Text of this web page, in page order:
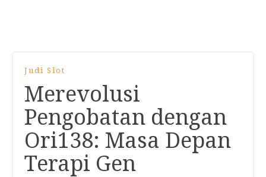
Judi Slot
Merevolusi
Pengobatan dengan
Ori138: Masa Depan
Terapi Gen